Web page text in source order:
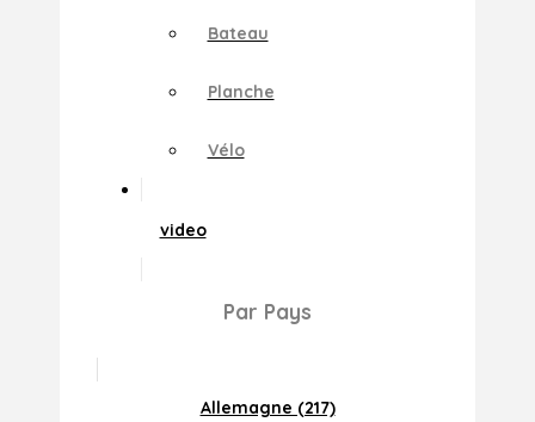
Bateau
Planche
Vélo
video
Par Pays
Allemagne (217)